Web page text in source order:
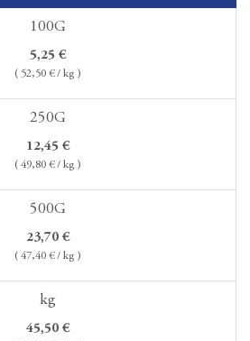
100G
5,25 €
( 52,50 € / kg )
250G
12,45 €
( 49,80 € / kg )
500G
23,70 €
( 47,40 € / kg )
kg
45,50 €